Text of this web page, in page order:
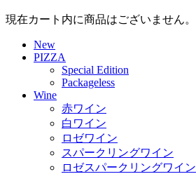
現在カート内に商品はございません。
New
PIZZA
Special Edition
Packageless
Wine
赤ワイン
白ワイン
ロゼワイン
スパークリングワイン
ロゼスパークリングワイン